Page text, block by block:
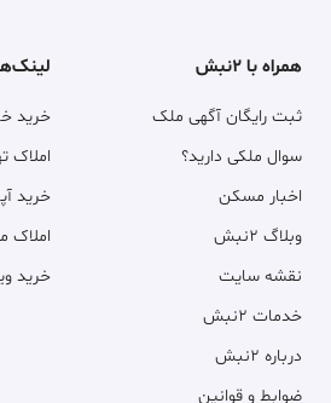
همراه با ۲نبش
ثبت رایگان آگهی ملک
سوال ملکی دارید؟
اخبار مسکن
وبلاگ ۲نبش
نقشه سایت
خدمات ۲نبش
درباره ۲نبش
ضوابط و قوانین
خرید
املاک
خرید
املاک
خرید